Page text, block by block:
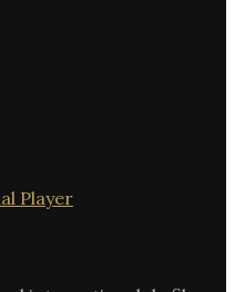
Player